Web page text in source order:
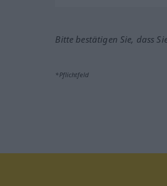
Bitte bestätigen Sie, dass
*Pflichtfeld